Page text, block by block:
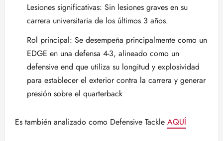
Lesiones significativas: Sin lesiones graves en su
carrera universitaria de los últimos 3 años.
Rol principal: Se desempeña principalmente como un
EDGE en una defensa 4-3, alineado como un
defensive end que utiliza su longitud y explosividad
para establecer el exterior contra la carrera y generar
presión sobre el quarterback
Es también analizado como Defensive Tackle AQUÍ